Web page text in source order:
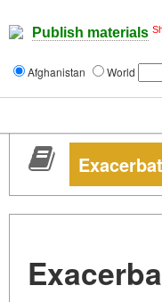
Publish materials
Afghanistan World